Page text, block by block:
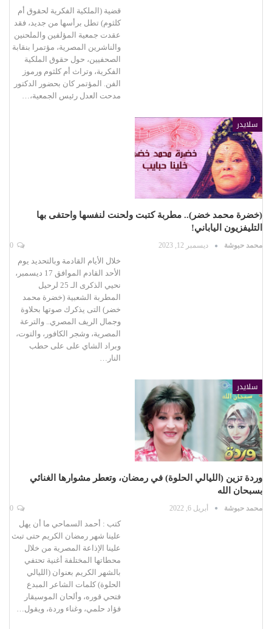
قضية (الملكية الفكرية لحقوق أم
كلثوم) تطل برأسها من جديد، فقد
عقدت جمعية المؤلفين والملحنين
والناشرين المصرية، مؤتمرا بنقابة
الصحفيين، حول حقوق الملكية
الفكرية، وتراث أم كلثوم ورموز
الفن. المؤتمر كان بحضور الدكتور
مدحت العدل رئيس الجمعية،…
سلايدر
(خضرة محمد خضر).. مطربة كتبت ولحنت لنفسها واحتفى بها
التليفزيون الياباني!
محمد حبوشة ديسمبر 12, 2023
خلال الأيام القادمة وبالتحديد يوم
الأحد القادم الموافق 17 ديسمبر،
نحيي الذكرى الـ 25 لرحيل
المطربة الشعبية (خضرة محمد
خضر) التى يذكرك صوتها بحلاوة
وجمال الريف المصري.. والترعة
المصرية، وشجر الكافور، والتوت،
وبراد الشاي على على حطب
النار…
سلايدر
وردة تزين (الليالي الحلوة) في رمضان، وتعطر مشوارها الغنائي
بسبحان الله
محمد حبوشة أبريل 6, 2022
كتب : أحمد السماحي ما أن يهل
علينا شهر رمضان الكريم حتى تبث
علينا الإذاعة المصرية من خلال
محطاتها المختلفة أغنية تحتفي
بالشهر الكريم بعنوان (الليالي
الحلوة) كلمات الشاعر المبدع
فتحي قوره، وألحان الموسيقار
فؤاد حلمي، وغناء وردة، ويقول…